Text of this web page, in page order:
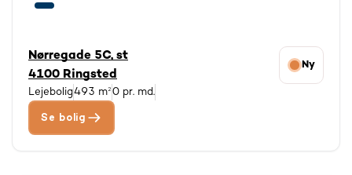
Nørregade 5C, st
4100 Ringsted
Ny
Lejebolig493 m²0 pr. md.
Se bolig